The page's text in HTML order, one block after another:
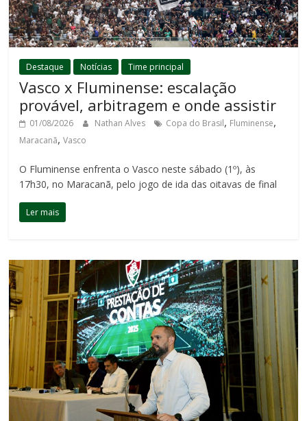
Destaque Notícias Time principal
Vasco x Fluminense: escalação
provável, arbitragem e onde assistir
01/08/2026 Nathan Alves Copa do Brasil, Fluminense,
Maracanã,Vasco
O Fluminense enfrenta o Vasco neste sábado (1º), às
17h30, no Maracanã, pelo jogo de ida das oitavas de final
Ler mais